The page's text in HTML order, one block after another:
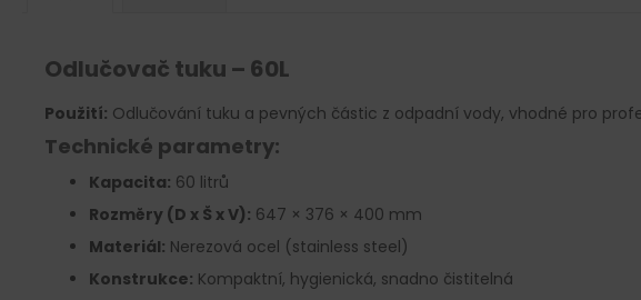
Odlučovač tuku – 60L
Použití: Odlučování tuku a pevných částic z odpadní vody, vhodné pro
Technické parametry:
Kapacita: 60 litrů
Rozměry (D x Š x V): 647 × 376 × 400 mm
Materiál: Nerezová ocel (stainless steel)
Konstrukce: Kompaktní, hygienická, snadno čistitelná